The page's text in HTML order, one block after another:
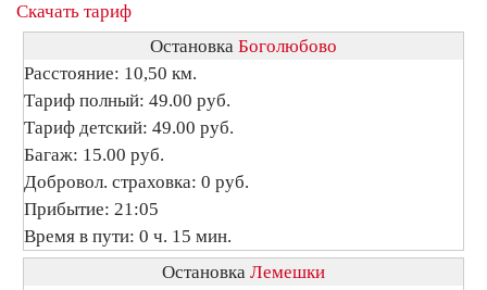
Скачать тариф
Остановка Боголюбово
Расстояние: 10,50 км.
Тариф полный: 49.00 руб.
Тариф детский: 49.00 руб.
Багаж: 15.00 руб.
Добровол. страховка: 0 руб.
Прибытие: 21:05
Время в пути: 0 ч. 15 мин.
Остановка Лемешки